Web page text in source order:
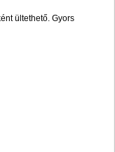
ültethető. Gyors